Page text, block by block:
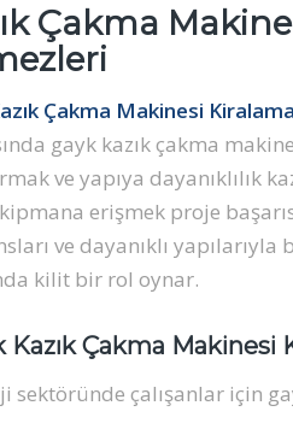
Çakma
Çakma Makinesi
gayk kazık çakma
ve yapıya dayanıklılık
erişmek proje
ve dayanıklı
kilit bir rol oynar.
Çakma Makinesi
sektöründe çalışanlar için